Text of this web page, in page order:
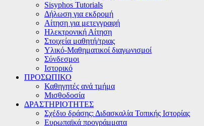
Sisyphos Tutorials
Δήλωση για εκδρομή
Αίτηση για μετεγγραφή
Ηλεκτρονική Αίτηση
Στοιχεία μαθητή/τριας
Υλικό-Μαθηματικοί διαγωνισμοί
Σύνδεσμοι
Ιστορικό
ΠΡΟΣΩΠΙΚΟ
Καθηγητές ανά τμήμα
Μισθοδοσία
ΔΡΑΣΤΗΡΙΟΤΗΤΕΣ
Σχέδιο δράσης: Διδασκαλία Τοπικής Ιστορίας
Ευρωπαϊκά προγράμματα